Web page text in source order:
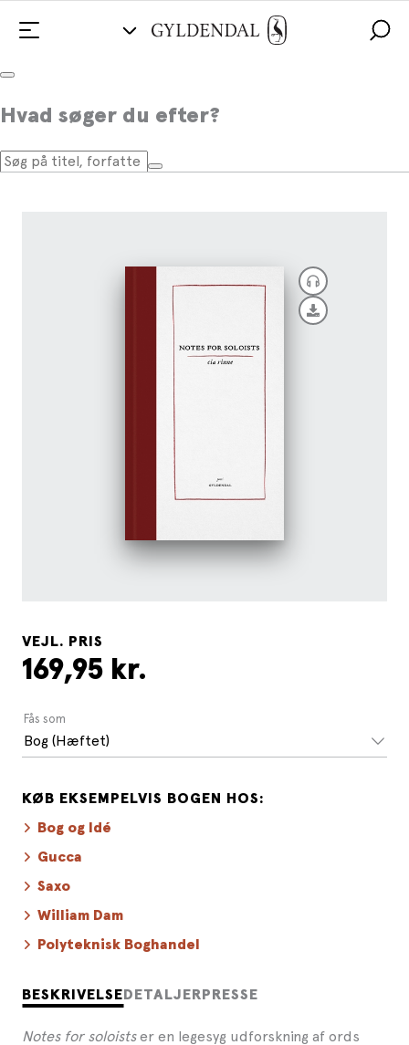
Hvad søger du efter?
Notes for soloists
BESKRIVELSE DETALJER PRESSE
Notes for soloistser en legesyg udforskning af ords
VEJL. PRIS
169,95 kr.
Fås som
Bog (Hæftet)
KØB EKSEMPELVIS BOGEN HOS:
Bog og Idé
Gucca
Saxo
William Dam
Polyteknisk Boghandel